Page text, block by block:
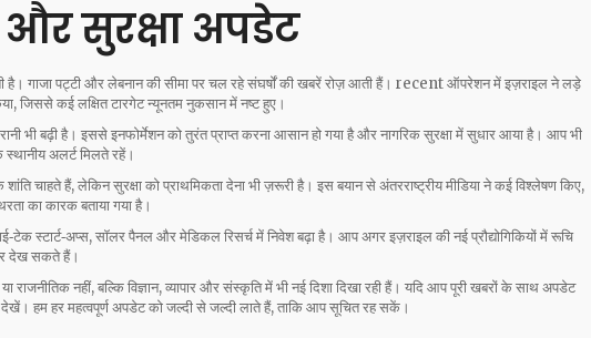
और सुरक्षा अपडेट
है। गाजा पट्टी और लेबनान की सीमा पर चल रहे संघर्षों की खबरें रोज़ आती हैं। recent ऑपरेशन में इज़राइल ने लड़े
जिससे कई लक्षित टारगेट न्यूनतम नुकसान में नष्ट हुए।
भी बढ़ी है। इससे इनफोर्मेशन को तुरंत प्राप्त करना आसान हो गया है और नागरिक सुरक्षा में सुधार आया है। आप भी
अलर्ट मिलते रहें।
चाहते हैं, लेकिन सुरक्षा को प्राथमिकता देना भी ज़रूरी है। इस बयान से अंतरराष्ट्रीय मीडिया ने कई विश्लेषण किए,
का कारक बताया गया है।
स्टार्ट‑अप्स, सॉलर पैनल और मेडिकल रिसर्च में निवेश बढ़ा है। आप अगर इज़राइल की नई प्रौद्योगिकियों में रूचि
देख सकते हैं।
नहीं, बल्कि विज्ञान, व्यापार और संस्कृति में भी नई दिशा दिखा रही हैं। यदि आप पूरी खबरों के साथ अपडेट
हम हर महत्वपूर्ण अपडेट को जल्दी से जल्दी लाते हैं, ताकि आप सूचित रह सकें।